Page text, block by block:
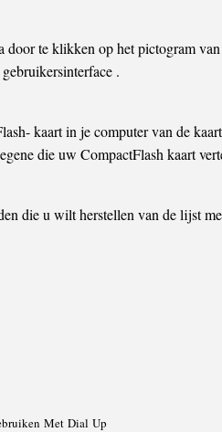
door te klikken op het pictogram
.
kaart in je computer van de
die uw CompactFlash kaart
die u wilt herstellen van de lijst
Met Dial Up